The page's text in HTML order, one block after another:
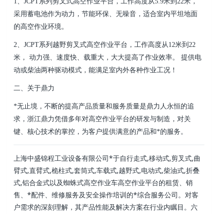
采用蓄电池作为动力，节能环保、无噪音，适合室内平坦地面
的高空作业环境。
2、JCPT系列越野剪叉式高空作业平台，工作高度从12米到22
米， 动力强、速度快、载重大，大大提高了作业效率。 提供电
动或柴油两种驱动模式，能满足室内外各种作业工况！
二、关于鼎力
*无止境，不断的提高产品质量和服务质量是鼎力人永恒的追
求，浙江鼎力凭借多年对高空作业平台的研发与制造，对关
键、核心技术的掌控，为客户提供满意的产品和*的服务。
上海中盛锦程工业设备有限公司*于自行走式,移动式,剪叉式,曲
臂式,直臂式,桅柱式,套筒式,车载式,越野式,电动式,柴油式,折叠
式,铝合金式以及蜘蛛式高空作业车高空作业平台的租赁、销
售、*配件、维修服务及安全操作培训的*综合服务公司。对客
户需求的深刻理解，其产品性能及解决方案在行业内瞩目。六